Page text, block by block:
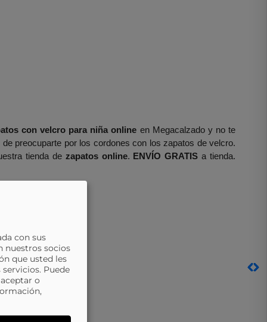
con velcro para niña online en Megacalzado y no te
preocuparte por los cordones con los zapatos de velcro.
tienda de zapatos online. ENVÍO GRATIS a tienda.
a más bajo
con sus
nuestros socios
que usted les
Puede
o